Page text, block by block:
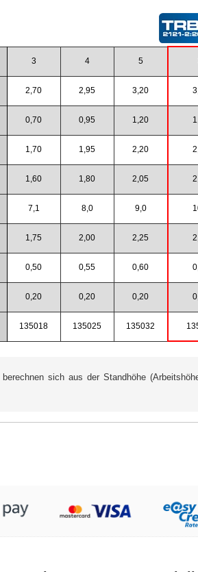
3 4 5
2,70 2,95 3,20
0,70 0,95 1,20
1,70 1,95 2,20
1,60 1,80 2,05
7,1 8,0 9,0
1,75 2,00 2,25
0,50 0,55 0,60
0,20 0,20 0,20
135018 135025 135032
berechnen sich aus der Standhöhe